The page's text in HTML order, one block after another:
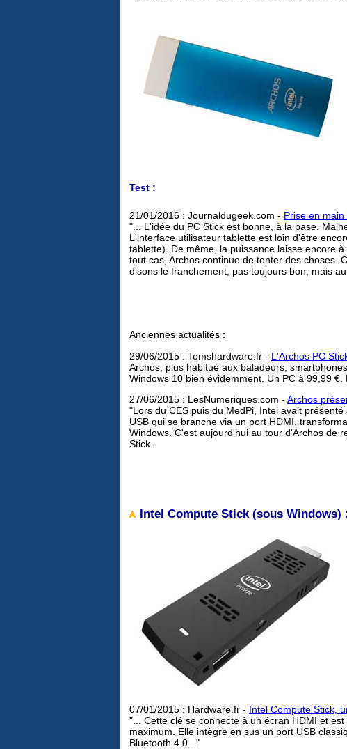
Test :
21/01/2016 : Journaldugeek.com - Prise en main
"... L'idée du PC Stick est bonne, à la base.
L'interface utilisateur tablette est loin d'être
tablette). De même, la puissance laisse encore
tout cas, Archos continue de tenter des choses.
disons le franchement, pas toujours bon, mais
Anciennes actualités :
29/06/2015 : Tomshardware.fr - L'Archos PC
Archos, plus habitué aux baladeurs,
Windows 10 bien évidemment. Un PC à 99,99 €.
27/06/2015 : LesNumeriques.com - Archos
"Lors du CES puis du MedPi, Intel avait
USB qui se branche via un port HDMI,
Windows. C'est aujourd'hui au tour d'Archos de
Stick.
Intel Compute Stick (sous Windows) :
07/01/2015 : Hardware.fr - Intel Compute Stick,
"... Cette clé se connecte à un écran HDMI et
maximum. Elle intègre en sus un port USB
Bluetooth 4.0..."